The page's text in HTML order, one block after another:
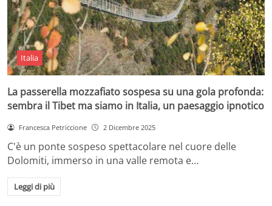
Italia
La passerella mozzafiato sospesa su una gola profonda:
sembra il Tibet ma siamo in Italia, un paesaggio ipnotico
Francesca Petriccione 2 Dicembre 2025
C'è un ponte sospeso spettacolare nel cuore delle
Dolomiti, immerso in una valle remota e…
Leggi di più